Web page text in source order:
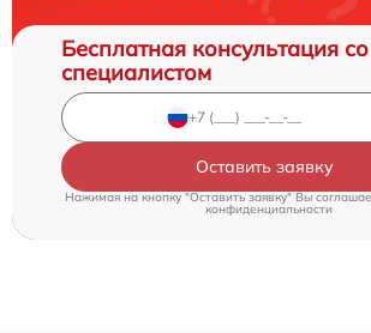
Бесплатная консультация со
специалистом
Оставить заявку
Нажимая на кнопку "Оставить заявку" Вы
конфиденциальности